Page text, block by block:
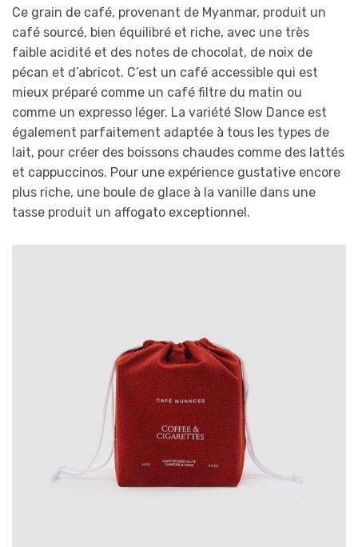
Ce grain de café, provenant de Myanmar, produit un
café sourcé, bien équilibré et riche, avec une très
faible acidité et des notes de chocolat, de noix de
pécan et d’abricot. C’est un café accessible qui est
mieux préparé comme un café filtre du matin ou
comme un expresso léger. La variété Slow Dance est
également parfaitement adaptée à tous les types de
lait, pour créer des boissons chaudes comme des lattés
et cappuccinos. Pour une expérience gustative encore
plus riche, une boule de glace à la vanille dans une
tasse produit un affogato exceptionnel.